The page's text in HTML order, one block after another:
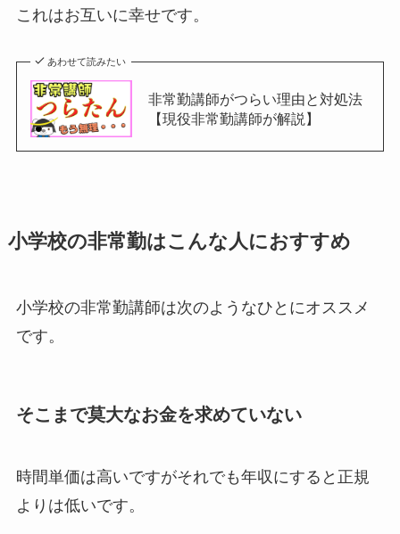
これはお互いに幸せです。
あわせて読みたい
非常勤講師がつらい理由と対処法
【現役非常勤講師が解説】
小学校の非常勤はこんな人におすすめ
小学校の非常勤講師は次のようなひとにオススメ
です。
そこまで莫大なお金を求めていない
時間単価は高いですがそれでも年収にすると正規
よりは低いです。